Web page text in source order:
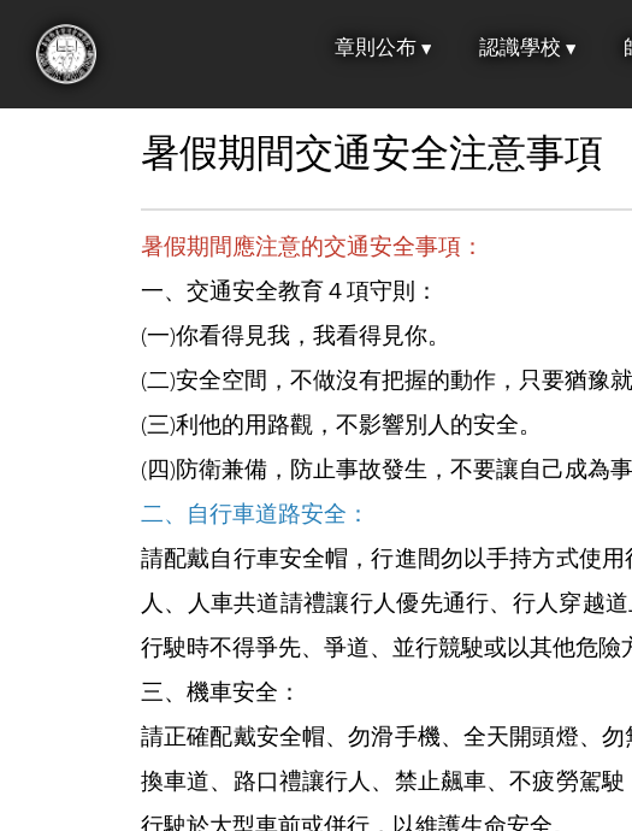
章則公布 認識學校
暑假期間交通安全注意事項
暑假期間應注意的交通安全事項：
一、交通安全教育４項守則：
(一)你看得見我，我看得見你。
(二)安全空間，不做沒有把握的動作，只要猶豫就
(三)利他的用路觀，不影響別人的安全。
(四)防衛兼備，防止事故發生，不要讓自己成為事
二、自行車道路安全：
請配戴自行車安全帽，行進間勿以手持方式使
人、人車共道請禮讓行人優先通行、行人穿越
行駛時不得爭先、爭道、並行競駛或以其他危險
三、機車安全：
請正確配戴安全帽、勿滑手機、全天開頭燈、
換車道、路口禮讓行人、禁止飆車、不疲勞駕
行駛於大型車前或併行，以維護生命安全。